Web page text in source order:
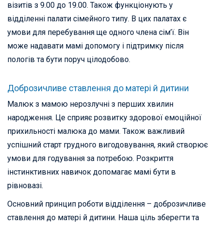
візитів з 9.00 до 19.00. Також функціонують у
відділенні палати сімейного типу. В цих палатах є
умови для перебування ще одного члена сім’ї. Він
може надавати мамі допомогу і підтримку після
пологів та бути поруч цілодобово.
Доброзичливе ставлення до матері й дитини
Малюк з мамою нерозлучні з перших хвилин
народження. Це сприяє розвитку здорової емоційної
прихильності малюка до мами. Також важливий
успішний старт грудного вигодовування, який створює
умови для годування за потребою. Розкриття
інстинктивних навичок допомагає мамі бути в
рівновазі.
Основний принцип роботи відділення – доброзичливе
ставлення до матері й дитини. Наша ціль зберегти та